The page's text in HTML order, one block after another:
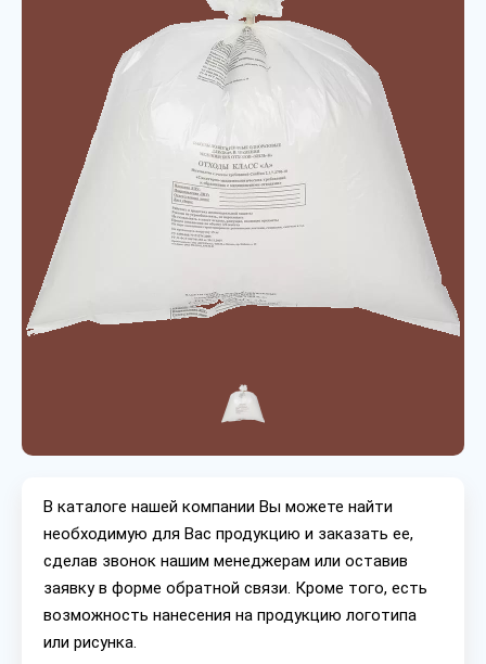
В каталоге нашей компании Вы можете найти
необходимую для Вас продукцию и заказать ее,
сделав звонок нашим менеджерам или оставив
заявку в форме обратной связи. Кроме того, есть
возможность нанесения на продукцию логотипа
или рисунка.